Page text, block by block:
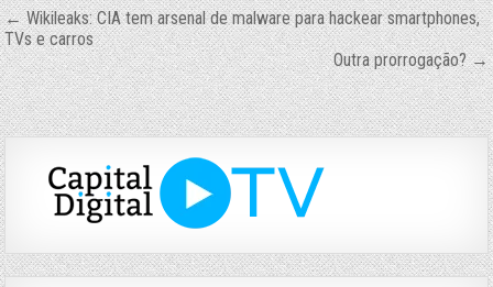
Navegação
de
Post
← Wikileaks: CIA tem arsenal de malware para hackear smartphones,
TVs e carros
Outra prorrogação? →